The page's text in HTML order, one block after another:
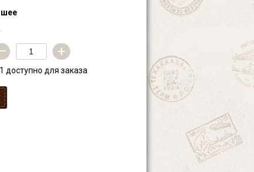
+
1 доступно для заказа